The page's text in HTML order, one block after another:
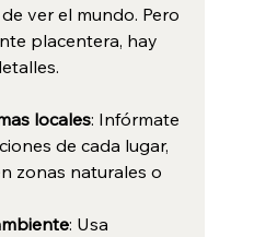
ver el mundo. Pero
placentera, hay
locales: Infórmate
de cada lugar,
zonas naturales o
: Usa